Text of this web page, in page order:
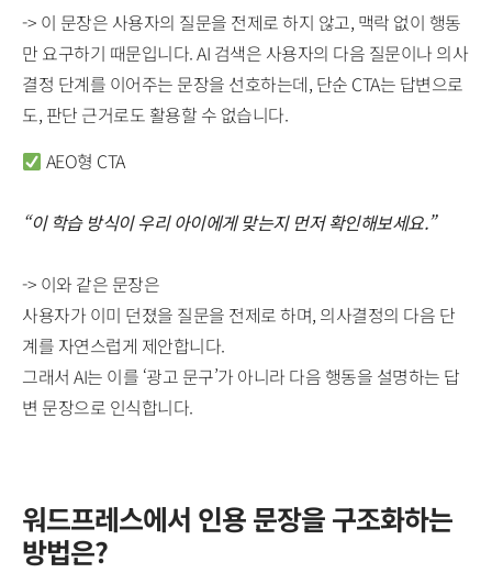
-> 이 문장은 사용자의 질문을 전제로 하지 않고, 맥락 없이 행동
만 요구하기 때문입니다. AI 검색은 사용자의 다음 질문이나 의사
결정 단계를 이어주는 문장을 선호하는데, 단순 CTA는 답변으로
도, 판단 근거로도 활용할 수 없습니다.
AEO형 CTA
“이 학습 방식이 우리 아이에게 맞는지 먼저 확인해보세요.”
-> 이와 같은 문장은
사용자가 이미 던졌을 질문을 전제로 하며, 의사결정의 다음 단
계를 자연스럽게 제안합니다.
그래서 AI는 이를 ‘광고 문구’가 아니라 다음 행동을 설명하는 답
변 문장으로 인식합니다.
워드프레스에서 인용 문장을 구조화하는
방법은?